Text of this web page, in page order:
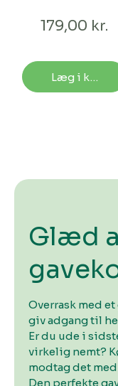
179,00 kr.
Læg i kurv
Glæd
Overrask med
giv adgang til
Er du ude i
virkelig nemt?
modtag det
Den perfekte